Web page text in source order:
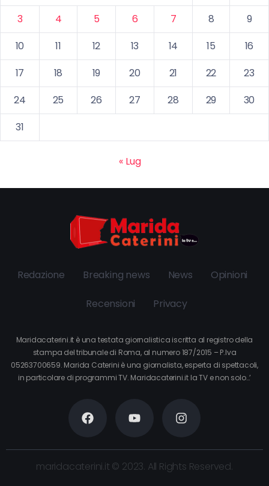
3
4 5 6 7 8
9
10
11 12 13 14 15
16
17
18 19 20 21 22
23
24
25 26 27 28 29
30
31
« Lug
Redazione Breaking news News Opinioni
Recensioni Privacy
Maridacaterini.it è una testata giornalistica iscritta al registro della
stampa del tribunale di Roma, al numero 187/2015 – P.Iva
05263700659. Marida Caterini è una giornalista, esperta di spettacoli,
in particolare di programmi TV. Maridacaterini.it la TV e non solo…’
maridacaterini.it © 2023. All Rights Reserved.